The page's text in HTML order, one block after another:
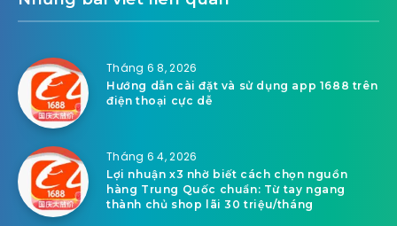
Tháng 6 8, 2026
Hướng dẫn cài đặt và sử dụng app 1688 trên
điện thoại cực dễ
Tháng 6 4, 2026
Lợi nhuận x3 nhờ biết cách chọn nguồn
hàng Trung Quốc chuẩn: Từ tay ngang
thành chủ shop lãi 30 triệu/tháng